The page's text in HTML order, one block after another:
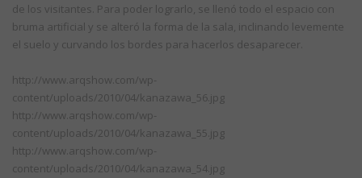
de los visitantes. Para poder lograrlo, se llenó todo el espacio con
bruma artificial y se alteró la forma de la sala, inclinando levemente
el suelo y curvando los bordes para hacerlos desaparecer.
http://www.arqshow.com/wp-
content/uploads/2010/04/kanazawa_56.jpg
http://www.arqshow.com/wp-
content/uploads/2010/04/kanazawa_55.jpg
http://www.arqshow.com/wp-
content/uploads/2010/04/kanazawa_54.jpg